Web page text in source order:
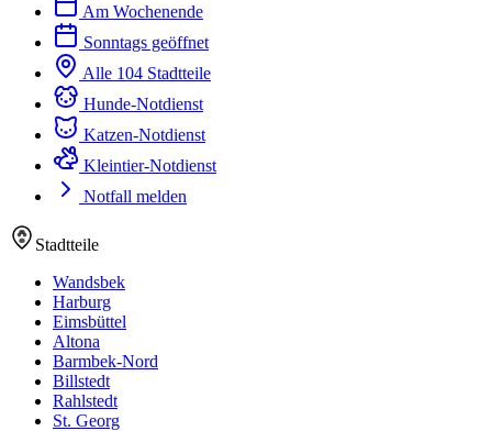
Am Wochenende
Sonntags geöffnet
Alle 104 Stadtteile
Hunde-Notdienst
Katzen-Notdienst
Kleintier-Notdienst
Notfall melden
Stadtteile
Wandsbek
Harburg
Eimsbüttel
Altona
Barmbek-Nord
Billstedt
Rahlstedt
St. Georg